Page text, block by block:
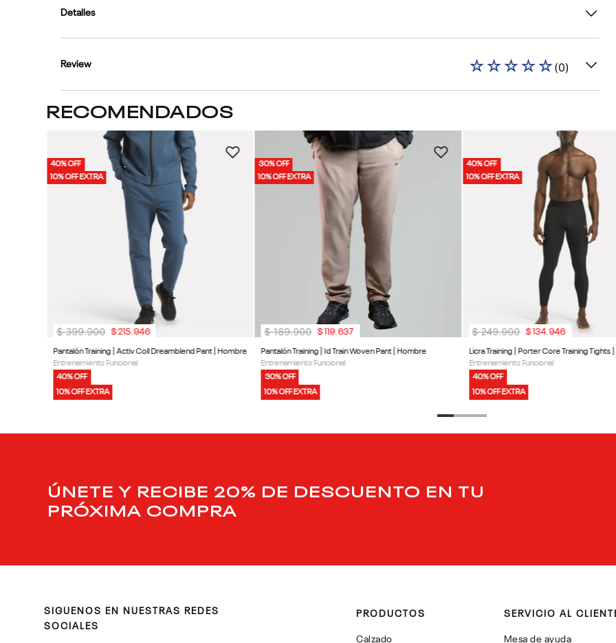
Detalles
Review ☆☆☆☆☆(0)
RECOMENDADOS
40% OFF
10% OFF EXTRA
Pantalón Training | Activ Coll Dreamblend Pant | Hombre
Entrenamiento Funcional
40% OFF
10% OFF EXTRA
$ 399.900 $215.946
30% OFF
10% OFF EXTRA
Pantalón Training | Id Train Woven Pant | Hombre
Entrenamiento Funcional
30% OFF
10% OFF EXTRA
$ 189.900 $119.637
40% OFF
10% OFF EXTRA
Licra Training | Porter Core Training Tights
Entrenamiento Funcional
40% OFF
10% OFF EXTRA
$ 249.900 $134.946
ÚNETE Y RECIBE 20% DE DESCUENTO EN TU
PRÓXIMA COMPRA
SIGUENOS EN NUESTRAS REDES
SOCIALES
PRODUCTOS
Calzado
SERVICIO AL
Mesa de ayuda